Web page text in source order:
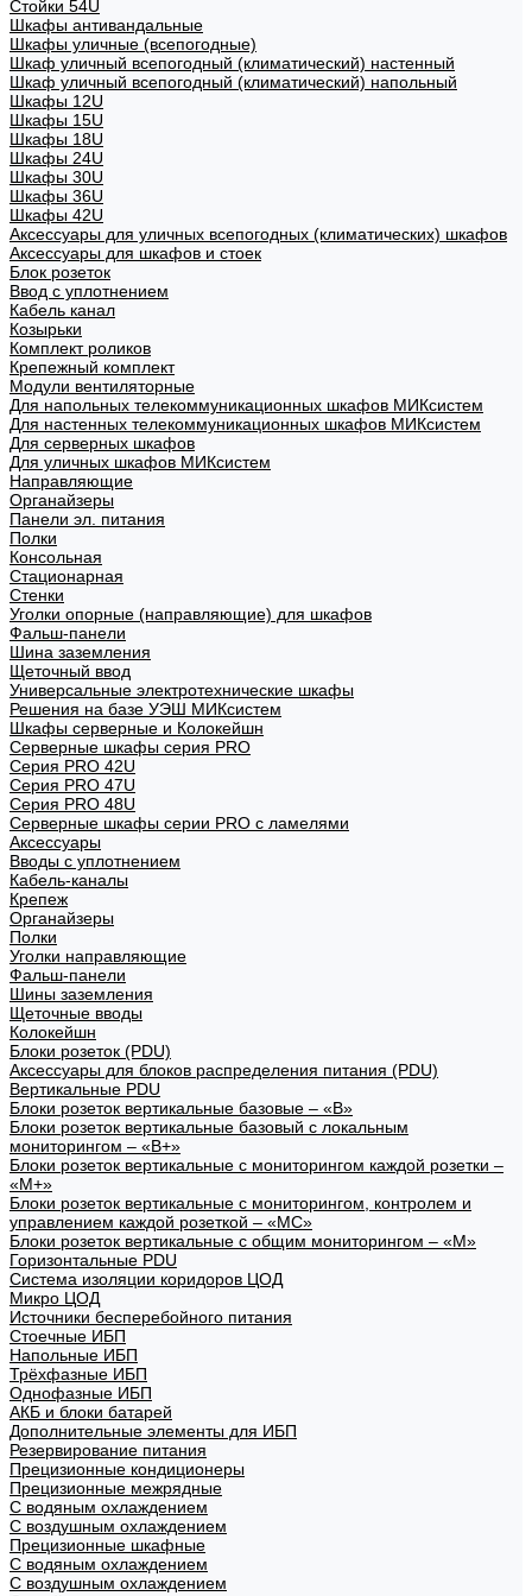
Стойки 54U
Шкафы антивандальные
Шкафы уличные (всепогодные)
Шкаф уличный всепогодный (климатический) настенный
Шкаф уличный всепогодный (климатический) напольный
Шкафы 12U
Шкафы 15U
Шкафы 18U
Шкафы 24U
Шкафы 30U
Шкафы 36U
Шкафы 42U
Аксессуары для уличных всепогодных (климатических) шкафов
Аксессуары для шкафов и стоек
Блок розеток
Ввод с уплотнением
Кабель канал
Козырьки
Комплект роликов
Крепежный комплект
Модули вентиляторные
Для напольных телекоммуникационных шкафов МИКсистем
Для настенных телекоммуникационных шкафов МИКсистем
Для серверных шкафов
Для уличных шкафов МИКсистем
Направляющие
Органайзеры
Панели эл. питания
Полки
Консольная
Стационарная
Стенки
Уголки опорные (направляющие) для шкафов
Фальш-панели
Шина заземления
Щеточный ввод
Универсальные электротехнические шкафы
Решения на базе УЭШ МИКсистем
Шкафы серверные и Колокейшн
Серверные шкафы серия PRO
Серия PRO 42U
Серия PRO 47U
Серия PRO 48U
Серверные шкафы серии PRO с ламелями
Аксессуары
Вводы с уплотнением
Кабель-каналы
Крепеж
Органайзеры
Полки
Уголки направляющие
Фальш-панели
Шины заземления
Щеточные вводы
Колокейшн
Блоки розеток (PDU)
Аксессуары для блоков распределения питания (PDU)
Вертикальные PDU
Блоки розеток вертикальные базовые – «В»
Блоки розеток вертикальные базовый с локальным
мониторингом – «В+»
Блоки розеток вертикальные с мониторингом каждой розетки –
«М+»
Блоки розеток вертикальные с мониторингом, контролем и
управлением каждой розеткой – «МС»
Блоки розеток вертикальные с общим мониторингом – «М»
Горизонтальные PDU
Система изоляции коридоров ЦОД
Микро ЦОД
Источники бесперебойного питания
Стоечные ИБП
Напольные ИБП
Трёхфазные ИБП
Однофазные ИБП
АКБ и блоки батарей
Дополнительные элементы для ИБП
Резервирование питания
Прецизионные кондиционеры
Прецизионные межрядные
С водяным охлаждением
С воздушным охлаждением
Прецизионные шкафные
С водяным охлаждением
С воздушным охлаждением